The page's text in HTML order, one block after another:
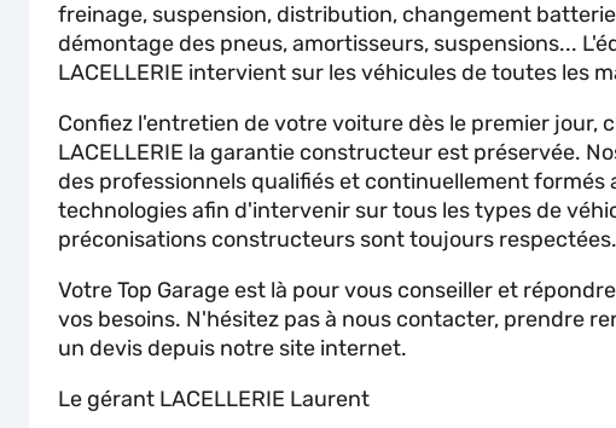
freinage, suspension, distribution, changement
démontage des pneus, amortisseurs, suspensions...
LACELLERIE intervient sur les véhicules de toutes les
Confiez l'entretien de votre voiture dès le premier jour,
LACELLERIE la garantie constructeur est préservée.
des professionnels qualifiés et continuellement formés
technologies afin d'intervenir sur tous les types de
préconisations constructeurs sont toujours respectées.
Votre Top Garage est là pour vous conseiller et
vos besoins. N'hésitez pas à nous contacter, prendre
un devis depuis notre site internet.
Le gérant LACELLERIE Laurent